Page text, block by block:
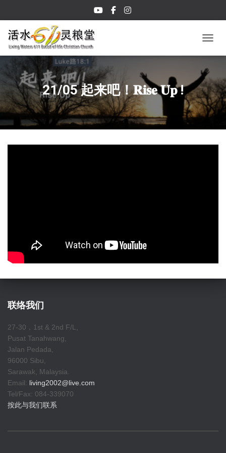
21/05 起来吧！𝐑𝐢𝐬𝐞 𝐔𝐩 !
联络我们
27-30，1st & 2nd F/L,
Pusat Tanahwang,
Jalan Pedada,
96000 Sibu,
Sarawak, Malaysia.
Email: living2002@live.com
Tel/Fax: 084-339070
按此与我们联系